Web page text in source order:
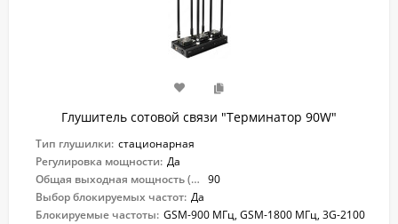
Глушитель сотовой связи "Терминатор 90W"
Тип глушилки: стационарная
Регулировка мощности: Да
Общая выходная мощность (Вт): 90
Выбор блокируемых частот: Да
Блокируемые частоты: GSM-900 МГц, GSM-1800 МГц, 3G-2100